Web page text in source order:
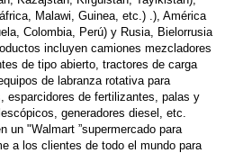
Malawi, Guinea, etc.) .), América
Colombia, Perú) y Rusia, Bielorrusia
incluyen camiones mezcladores
de tipo abierto, tractores de carga
de labranza rotativa para
esparcidores de fertilizantes, palas y
generadores diesel, etc.
un "Walmart ”supermercado para
a los clientes de todo el mundo para